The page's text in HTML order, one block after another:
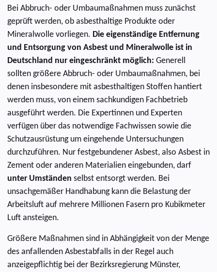
Bei Abbruch- oder Umbaumaßnahmen muss zunächst
geprüft werden, ob asbesthaltige Produkte oder
Mineralwolle vorliegen. Die eigenständige Entfernung
und Entsorgung von Asbest und Mineralwolle ist in
Deutschland nur eingeschränkt möglich: Generell
sollten größere Abbruch- oder Umbaumaßnahmen, bei
denen insbesondere mit asbesthaltigen Stoffen hantiert
werden muss, von einem sachkundigen Fachbetrieb
ausgeführt werden. Die Expertinnen und Experten
verfügen über das notwendige Fachwissen sowie die
Schutzausrüstung um eingehende Untersuchungen
durchzuführen. Nur festgebundener Asbest, also Asbest in
Zement oder anderen Materialien eingebunden, darf
unter Umständen selbst entsorgt werden. Bei
unsachgemäßer Handhabung kann die Belastung der
Arbeitsluft auf mehrere Millionen Fasern pro Kubikmeter
Luft ansteigen.
Größere Maßnahmen sind in Abhängigkeit von der Menge
des anfallenden Asbestabfalls in der Regel auch
anzeigepflichtig bei der Bezirksregierung Münster,